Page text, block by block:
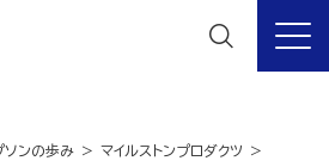
ソンの歩み
マイルストンプロダクツ